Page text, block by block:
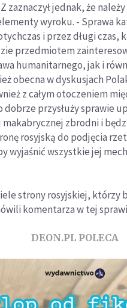
zaznaczył jednak, że
wyroku. - Sprawa
i przez długi czas,
przedmiotem
humanitarnego, jak i
obecna w dyskusjach
z całym otoczeniem
dobrze przysłuży sprawie
makabrycznej zbrodni i
rosyjską do podjęcia
wyjaśnić wszystkie jej
strony rosyjskiej, którzy
komentarza w tej
DEON.PL POLECA